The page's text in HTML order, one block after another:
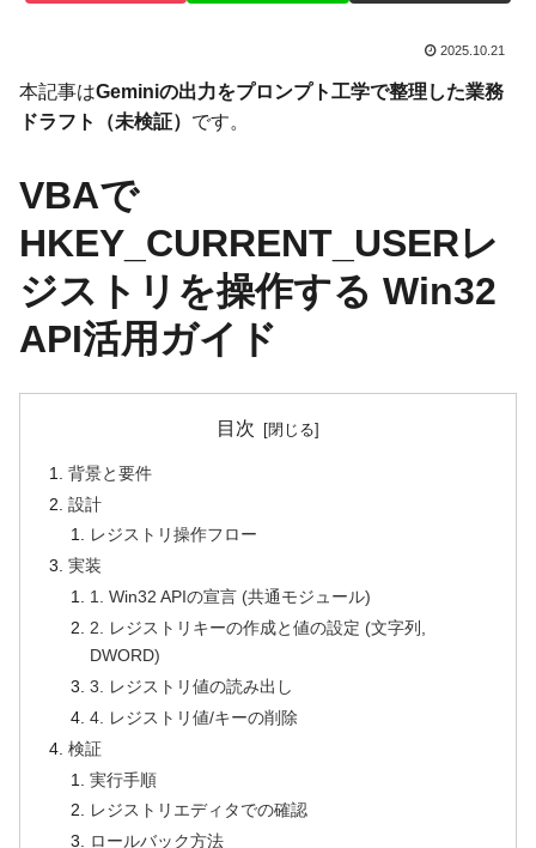
2025.10.21
本記事はGeminiの出力をプロンプト工学で整理した業務
ドラフト（未検証） です。
VBAで
HKEY_CURRENT_USERレ
ジストリを操作する Win32
API活用ガイド
目次
背景と要件
設計
レジストリ操作フロー
実装
1. Win32 APIの宣言 (共通モジュール)
2. レジストリキーの作成と値の設定 (文字列,
DWORD)
3. レジストリ値の読み出し
4. レジストリ値/キーの削除
検証
実行手順
レジストリエディタでの確認
ロールバック方法